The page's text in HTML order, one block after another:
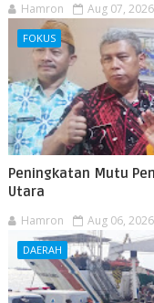
Hamron Aug 07, 2026
FOKUS
Peningkatan Mutu
Utara
Hamron Aug 06, 2026
DAERAH